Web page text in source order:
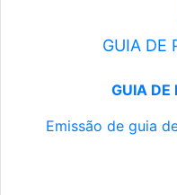
GUIA DE
GUIA DE
Emissão de guia